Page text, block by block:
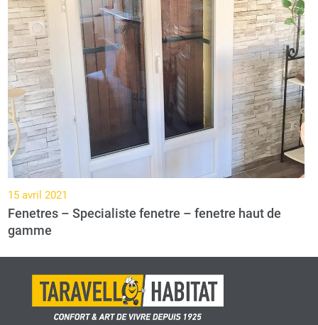
15 avril 2021
Fenetres – Specialiste fenetre – fenetre haut de
gamme